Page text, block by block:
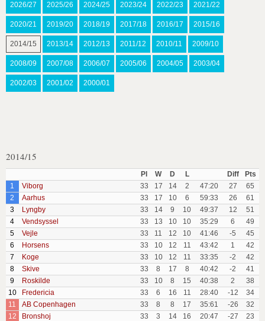
2026/27 2025/26 2024/25 2023/24 2022/23 2021/22
2020/21 2019/20 2018/19 2017/18 2016/17 2015/16
2014/15 2013/14 2012/13 2011/12 2010/11 2009/10
2008/09 2007/08 2006/07 2005/06 2004/05 2003/04
2002/03 2001/02 2000/01
2014/15
Pl W D L Diff
Pts
1
Viborg 33 17 14 2 47:20 27
65
2
Aarhus 33 17 10 6 59:33 26
61
3
Lyngby 33 14 9 10 49:37 12
51
4
Vendsyssel 33 13 10 10 35:29 6
49
5
Vejle 33 11 12 10 41:46 -5
45
6
Horsens 33 10 12 11 43:42 1
42
7
Koge 33 10 12 11 33:35 -2
42
8
Skive 33 8 17 8 40:42 -2
41
9
Roskilde 33 10 8 15 40:38 2
38
10
Fredericia 33 6 16 11 28:40 -12
34
11
AB Copenhagen 33 8 8 17 35:61 -26
32
12
Bronshoj 33 3 14 16 20:47 -27 23